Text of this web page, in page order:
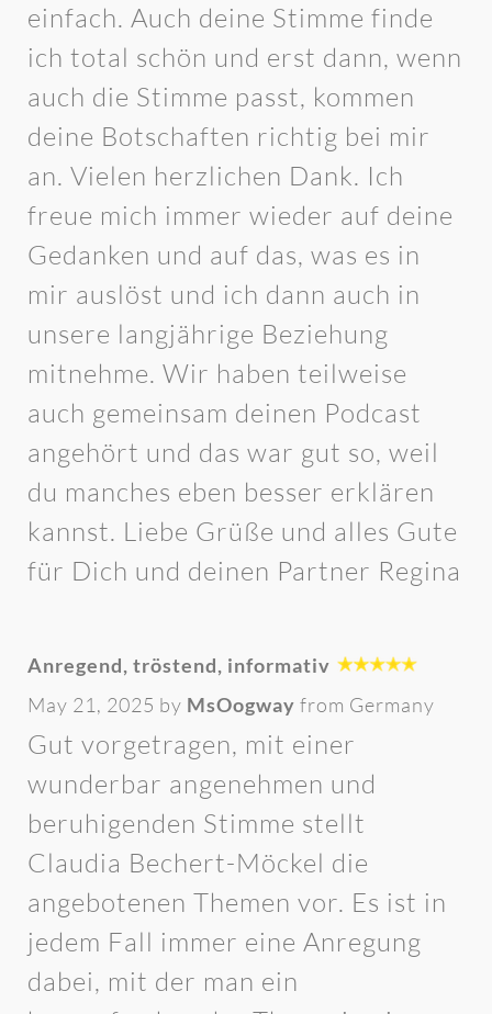
einfach. Auch deine Stimme finde
ich total schön und erst dann, wenn
auch die Stimme passt, kommen
deine Botschaften richtig bei mir
an. Vielen herzlichen Dank. Ich
freue mich immer wieder auf deine
Gedanken und auf das, was es in
mir auslöst und ich dann auch in
unsere langjährige Beziehung
mitnehme. Wir haben teilweise
auch gemeinsam deinen Podcast
angehört und das war gut so, weil
du manches eben besser erklären
kannst. Liebe Grüße und alles Gute
für Dich und deinen Partner Regina
Anregend, tröstend, informativ
May 21, 2025 by MsOogway from Germany
Gut vorgetragen, mit einer
wunderbar angenehmen und
beruhigenden Stimme stellt
Claudia Bechert-Möckel die
angebotenen Themen vor. Es ist in
jedem Fall immer eine Anregung
dabei, mit der man ein